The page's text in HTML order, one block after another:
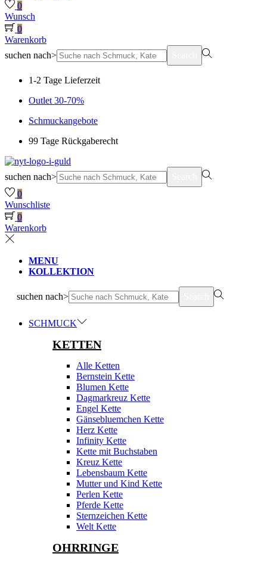
0
Wunsch
0
Warenkorb
suchen nach>
1-2 Tage Lieferzeit
Outlet 30-70%
Schmuckangebote
99 Tage Rückgaberecht
suchen nach>
0
Wunschliste
0
Warenkorb
MENU
KOLLEKTION
suchen nach>
SCHMUCK
KETTEN
Alle Ketten
Bernstein Kette
Blumen Kette
Dagmarkreuz Kette
Engel Kette
Gänsebluemchen Kette
Herz Kette
Infinity Kette
Kette mit Buchstaben
Kreuz Kette
Lebensbaum Kette
Mutter und Kind Kette
Perlen Kette
Pferde Kette
Sternzeichen Kette
Welt Kette
OHRRINGE